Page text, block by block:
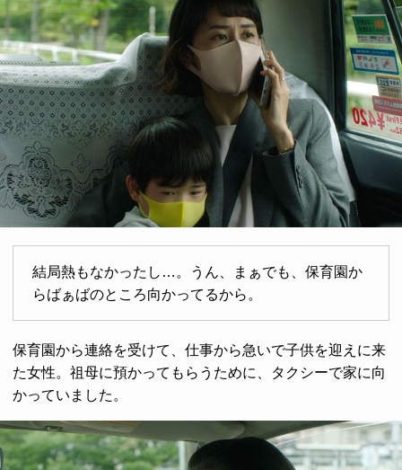
結局熱もなかったし…。うん、まぁでも、保育園か
らばぁばのところ向かってるから。
保育園から連絡を受けて、仕事から急いで子供を迎えに来
た女性。祖母に預かってもらうために、タクシーで家に向
かっていました。